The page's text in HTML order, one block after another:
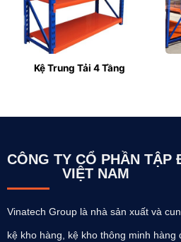
Kệ Trung Tải 4 Tầng
CÔNG TY CỔ PHẦN TẬP
VIỆT NAM
Vinatech Group là nhà sản xuất và
kệ kho hàng, kệ kho thông minh hàng